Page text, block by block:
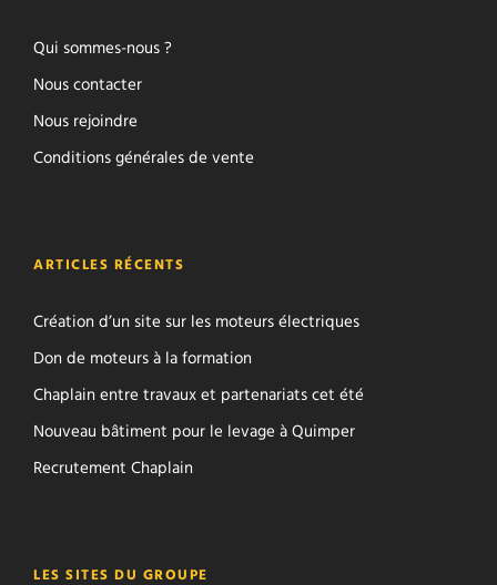
Qui sommes-nous ?
Nous contacter
Nous rejoindre
Conditions générales de vente
ARTICLES RÉCENTS
Création d’un site sur les moteurs électriques
Don de moteurs à la formation
Chaplain entre travaux et partenariats cet été
Nouveau bâtiment pour le levage à Quimper
Recrutement Chaplain
LES SITES DU GROUPE